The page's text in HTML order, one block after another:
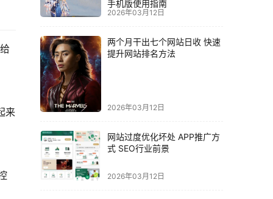
来
手机版使用指南
2026年03月12日
两个月干出七个网站日收 快速
提升网站排名方法
2026年03月12日
网站过度优化坏处 APP推广方
式 SEO行业前景
2026年03月12日